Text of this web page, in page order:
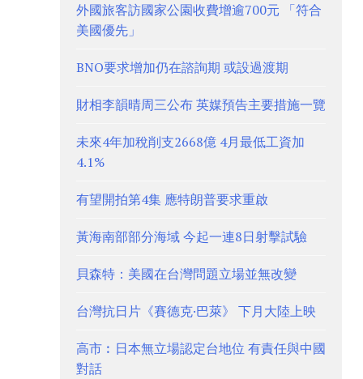
外國旅客訪國家公園收費增逾700元 「符合
美國優先」
BNO要求增加仍在諮詢期 或設過渡期
財相李韻晴周三公布 英媒預告主要措施一覽
未來4年加稅削支2668億 4月最低工資加
4.1%
有望開拍第4集 應特朗普要求重啟
黃海南部部分海域 今起一連8日射擊試驗
貝森特：美國在台灣問題立場並無改變
台灣抗日片《賽德克·巴萊》 下月大陸上映
高市︰日本無立場認定台地位 有責任與中國
對話